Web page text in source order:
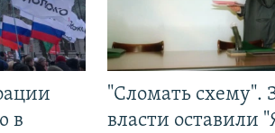
в
"Сломать схему".
власти оставили